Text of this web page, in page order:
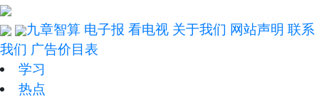
九章智算 电子报 看电视 关于我们 网站声明 联系
我们 广告价目表
学习
热点